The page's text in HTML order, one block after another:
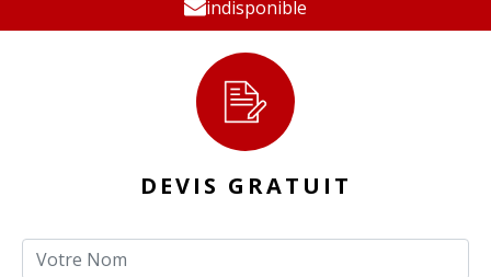
indisponible
DEVIS GRATUIT